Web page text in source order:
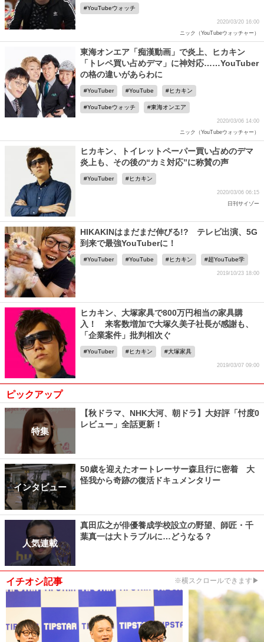
YouTubeウォッチ
2020/03/20 16:00
ニック（YouTubeウォッチャー）
東海オンエア「痴漢動画」で炎上、ヒカキン
「トレペ買い占めデマ」に神対応……YouTuber
の格の違いがあらわに
YouTuber YouTube ヒカキン
YouTubeウォッチ 東海オンエア
2020/03/06 14:00
ニック（YouTubeウォッチャー）
ヒカキン、トイレットペーパー買い占めのデマ
炎上も、その後の“カミ対応”に称賛の声
YouTuber ヒカキン
2020/03/06 06:15
日刊サイゾー
HIKAKINはまだまだ伸びる!? テレビ出演、5G
到来で最強YouTuberに！
YouTuber YouTube ヒカキン 超YouTube学
2019/10/23 18:00
ヒカキン、大塚家具で800万円相当の家具購
入！ 来客数増加で大塚久美子社長が感謝も、
「企業案件」批判相次ぐ
YouTuber ヒカキン 大塚家具
2019/03/07 09:00
ピックアップ
特集
【秋ドラマ、NHK大河、朝ドラ】大好評「忖度0
レビュー」全話更新！
インタビュー
50歳を迎えたオートレーサー森且行に密着 大
怪我から奇跡の復活ドキュメンタリー
人気連載
真田広之が俳優養成学校設立の野望、師匠・千
葉真一は大トラブルに…どうなる？
イチオシ記事 ※横スクロールできます▶